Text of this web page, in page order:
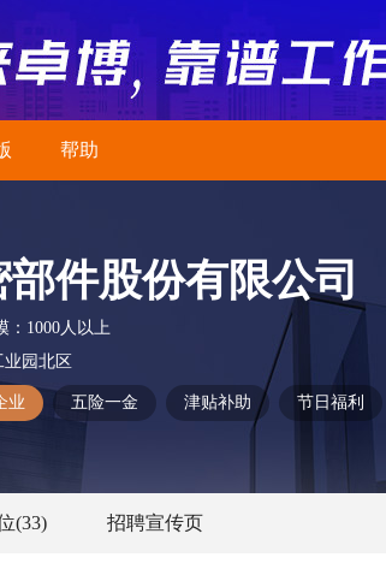
帮助
件股份有限公司
： 1000人以上
园北区
业 五险一金 津贴补助 节日福利
(33) 招聘宣传页